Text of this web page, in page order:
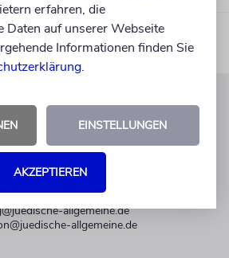
KUNDENSERVICE
+49 30 275833 0
Mo-Do 9-17 Uhr
allgemeine.de
allgemeine.de
erfahren, die
Daten auf unserer Webseite
Informationen finden Sie
.
EINSTELLUNGEN
AKZEPTIEREN